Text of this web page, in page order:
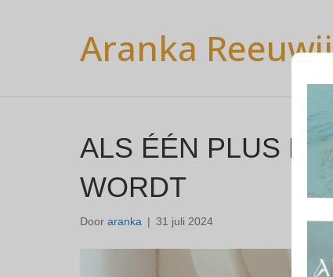
Aranka
ALS ÉÉN PLUS
WORDT
Door aranka | 31 juli 2024